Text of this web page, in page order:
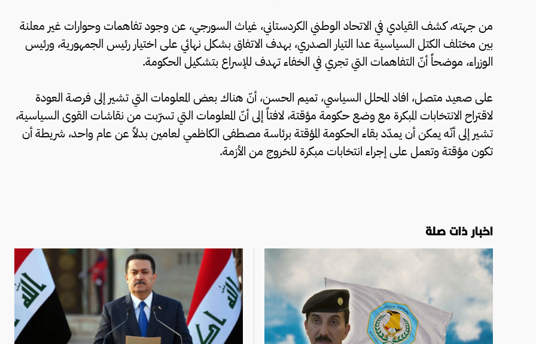
من جهته، كشف القيادي في الاتحاد الوطني الكردستاني، غياث السورجي، عن وجود تفاهمات وحوارات غير معلنة
بين مختلف الكتل السياسية عدا التيار الصدري، بهدف الاتفاق بشكل نهائي على اختيار رئيس الجمهورية، ورئيس
الوزراء، موضحاً أنّ التفاهمات التي تجري في الخفاء تهدف للإسراع بتشكيل الحكومة.
على صعيد متصل، افاد المحلل السياسي، تميم الحسن، أنّ هناك بعض المعلومات التي تشير إلى فرصة العودة
لاقتراح الانتخابات المبكرة مع وضع حكومة مؤقتة، لافتاً إلى أنّ المعلومات التي تسرّبت من نقاشات القوى السياسية،
تشير إلى أنّه يمكن أن يمدّد بقاء الحكومة المؤقتة برئاسة مصطفى الكاظمي لعامين بدلاً عن عام واحد، شريطة أن
تكون مؤقتة وتعمل على إجراء انتخابات مبكرة للخروج من الأزمة.
اخبار ذات صلة